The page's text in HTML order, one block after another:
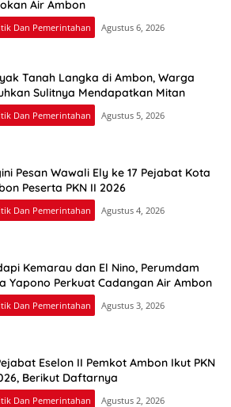
Air Ambon
Dan Pemerintahan Agustus 6, 2026
Tanah Langka di Ambon, Warga
Sulitnya Mendapatkan Mitan
Dan Pemerintahan Agustus 5, 2026
Pesan Wawali Ely ke 17 Pejabat Kota
Peserta PKN II 2026
Dan Pemerintahan Agustus 4, 2026
Kemarau dan El Nino, Perumdam
Yapono Perkuat Cadangan Air Ambon
Dan Pemerintahan Agustus 3, 2026
Eselon II Pemkot Ambon Ikut PKN
Berikut Daftarnya
Dan Pemerintahan Agustus 2, 2026